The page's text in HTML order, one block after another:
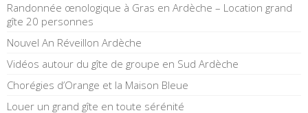
Randonnée œnologique à Gras en Ardèche – Location grand
gîte 20 personnes
Nouvel An Réveillon Ardèche
Vidéos autour du gîte de groupe en Sud Ardèche
Chorégies d’Orange et la Maison Bleue
Louer un grand gîte en toute sérénité